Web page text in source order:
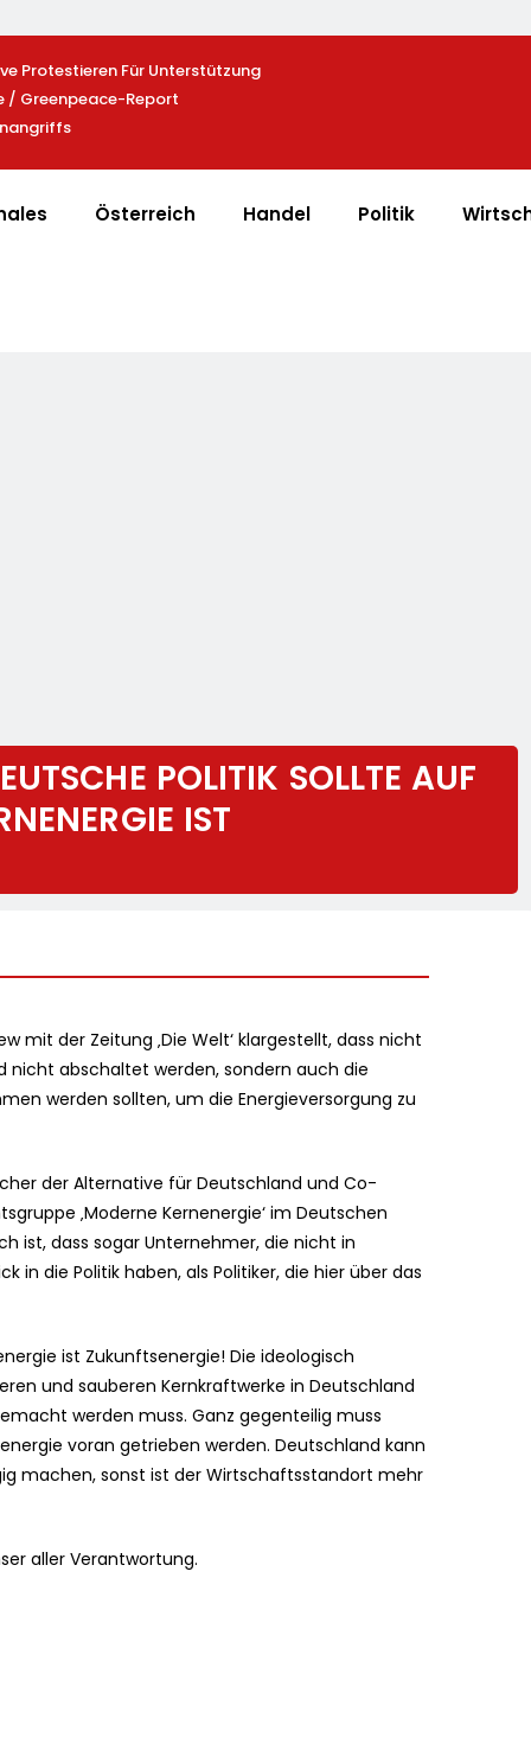
Protestieren Für Unterstützung
/ Greenpeace-Report
Heißer Saisonauftakt Im All-
Österreich Handel Politik
POLITIK SOLLTE AUF
IST
mit der Zeitung ‚Die Welt‘ klargestellt, dass nicht
nicht abschaltet werden, sondern auch die
werden sollten, um die Energieversorgung zu
der Alternative für Deutschland und Co-
‚Moderne Kernenergie‘ im Deutschen
ist, dass sogar Unternehmer, die nicht in
in die Politik haben, als Politiker, die hier über das
ist Zukunftsenergie! Die ideologisch
und sauberen Kernkraftwerke in Deutschland
werden muss. Ganz gegenteilig muss
voran getrieben werden. Deutschland kann
machen, sonst ist der Wirtschaftsstandort mehr
aller Verantwortung.